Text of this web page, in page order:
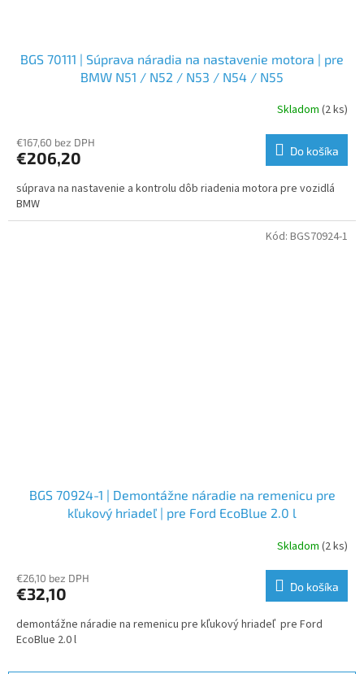
BGS 70111 | Súprava náradia na nastavenie motora | pre
BMW N51 / N52 / N53 / N54 / N55
Skladom (2 ks)
€167,60 bez DPH
€206,20 Do košíka
súprava na nastavenie a kontrolu dôb riadenia motora pre vozidlá
BMW
BGS 70924-1 | Demontážne náradie na remenicu pre
kľukový hriadeľ | pre Ford EcoBlue 2.0 l
Skladom (2 ks)
€26,10 bez DPH
€32,10 Do košíka
demontážne náradie na remenicu pre kľukový hriadeľ pre Ford
EcoBlue 2.0 l
Kód: BGS70924-1